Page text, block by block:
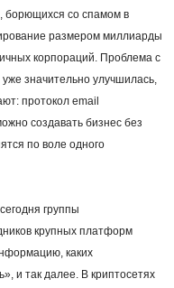
борющихся со спамом в
размером миллиарды
корпораций. Проблема с
значительно улучшилась,
протокол email
создавать бизнес без
по воле одного
группы
крупных платформ
каких
и так далее. В криптосетях